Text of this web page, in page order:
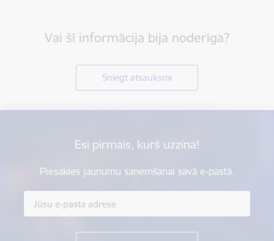
Vai šī informācija bija noderīga?
Sniegt atsauksmi
Esi pirmais, kurš uzzina!
Piesakies jaunumu saņemšanai savā e-pastā.